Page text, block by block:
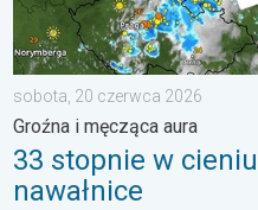
sobota, 20 czerwca 2026
Groźna i męcząca aura
33 stopnie w
nawałnice